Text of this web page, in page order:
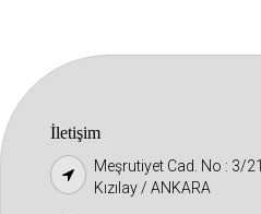
İletişim
Meşrutiyet Cad. No : 3/21
Kızılay / ANKARA